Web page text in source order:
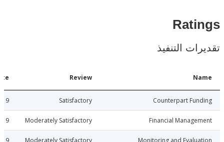
التنفيذ
Counterpart
Satisfactory
2013-10-19
Financial
Moderately Satisfactory
2013-10-19